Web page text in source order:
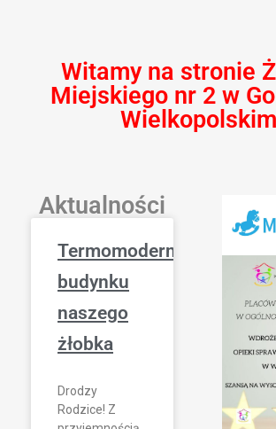
Witamy na stronie
Miejskiego nr 2 w
Wielkopolskim
Aktualności
Termomodernizacja
budynku
naszego
żłobka
​Drodzy
Rodzice! Z